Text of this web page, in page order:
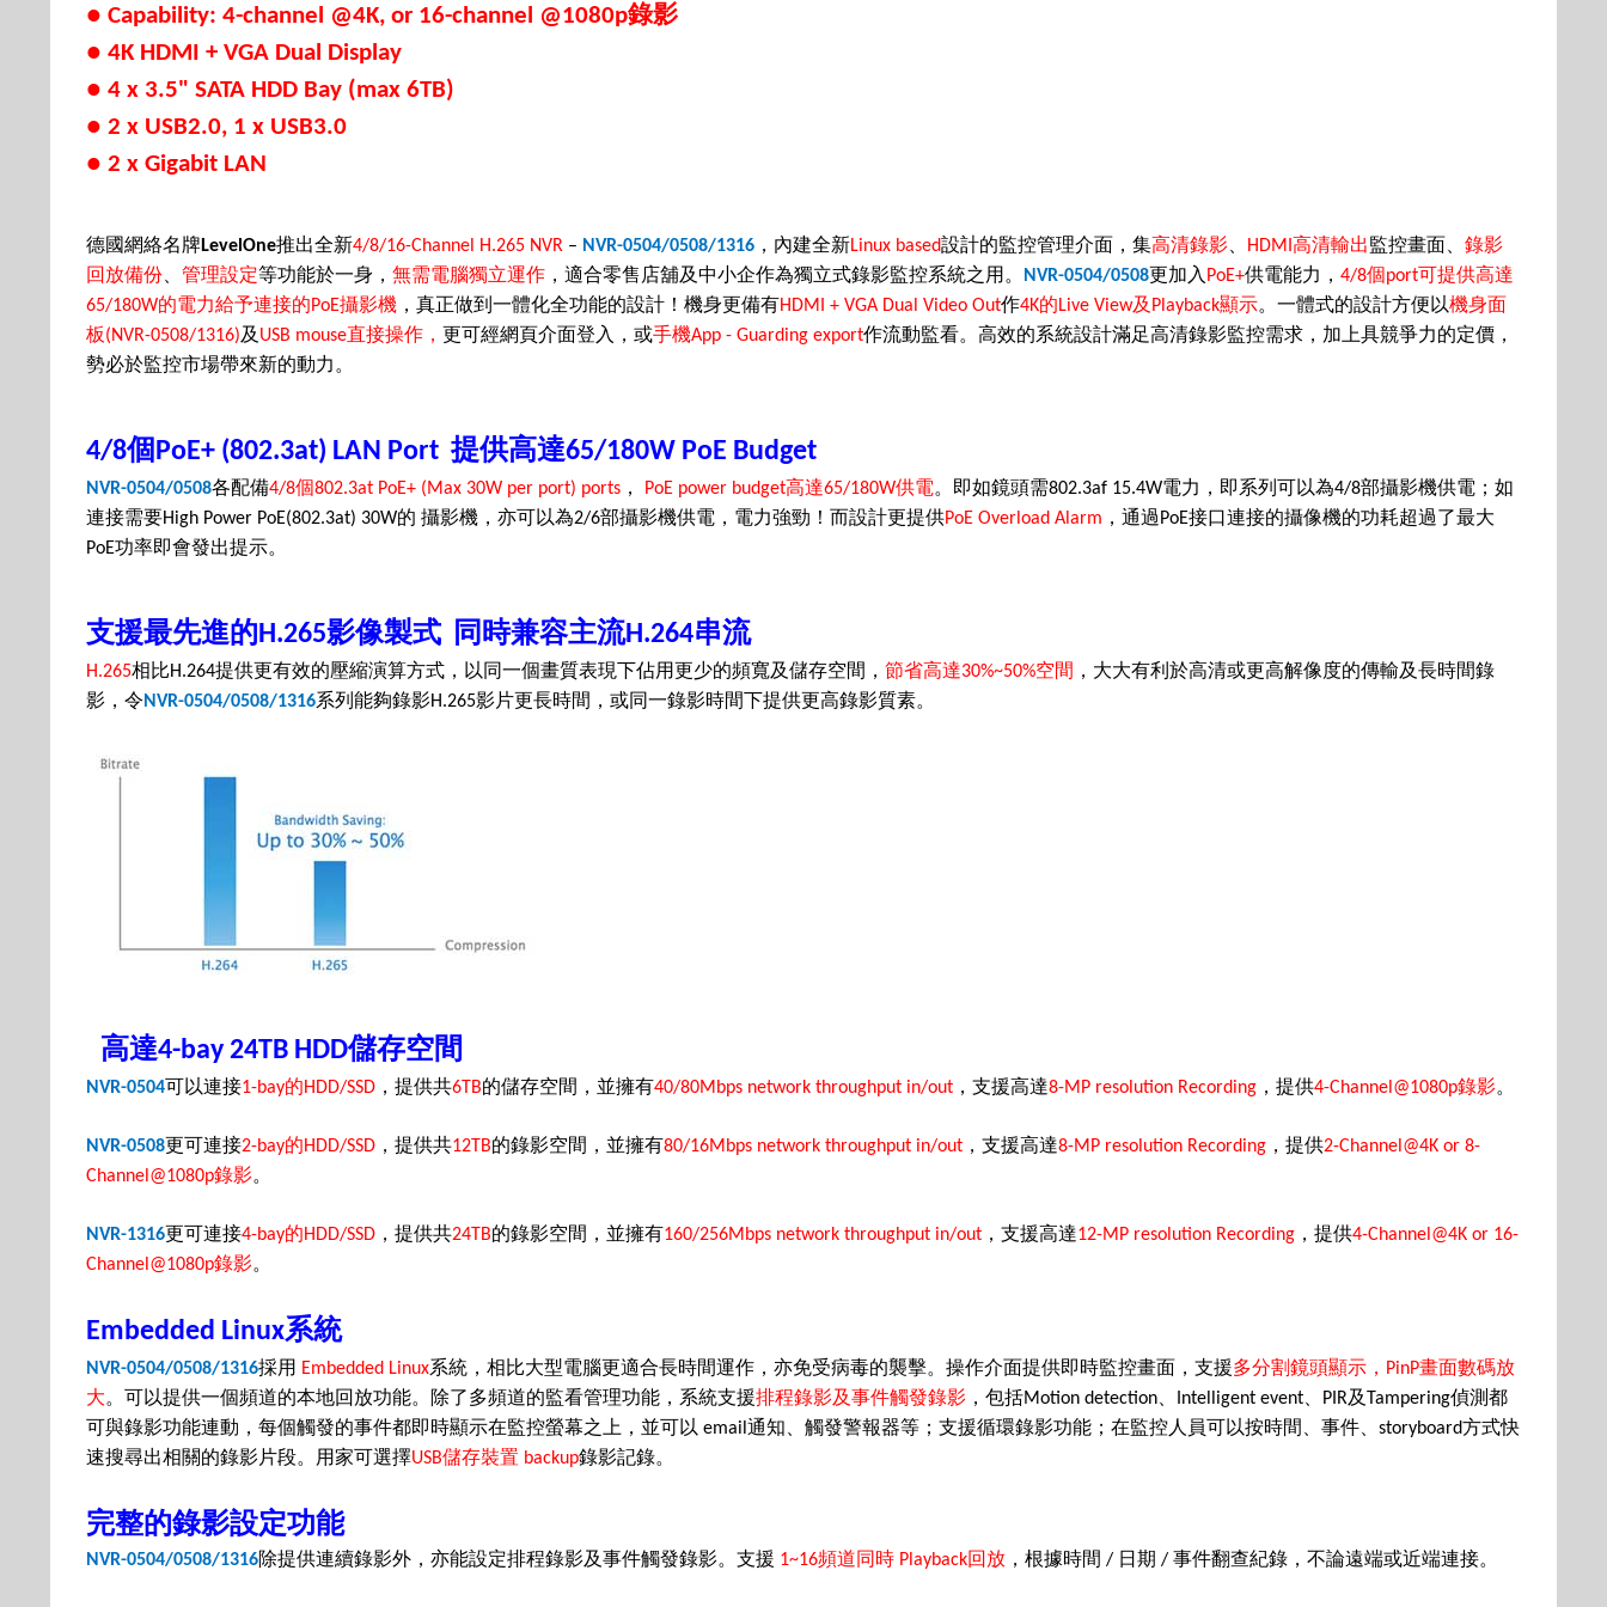
● Capability: 4-channel @4K, or 16-channel @1080p錄影
● 4K HDMI + VGA Dual Display
● 4 x 3.5" SATA HDD Bay (max 6TB)
● 2 x USB2.0, 1 x USB3.0
● 2 x Gigabit LAN
德國網絡名牌LevelOne推出全新4/8/16-Channel H.265 NVR – NVR-0504/0508/1316 ，內建全新Linux based設計的監控管理介面，集高清錄影 HDMI 高清輸出監控畫面、 錄影
回放備份
管理設定等功能於一身， 無需電腦獨立運作 ，適合零售店舖及中小企作為獨立式錄影監控系統之用 。 NVR-0504/0508更加入 PoE+供電能力， 4/8個port可提供高達
65/180W的電力給予連接的PoE攝影機 ，真正做到 一體化全功能的設計！ 機身更備有HDMI + VGA Dual Video Out作4K的Live View及 Playback顯示。一體式的設計方便以機身面
板(NVR-0508/1316)及 USB mouse直接操作， 更可經網頁介面登入，或手機App - Guarding export作流動監看。高效的系統設計滿足高清錄影監控需求， 加上具競爭力的定價，
勢必於監控市場帶來新的動力。
4/8個 PoE+ (802.3at) LAN Port 提供高達65/180W PoE Budget
NVR-0504/0508各配備4/8個802.3at PoE+ (Max 30W per port) ports ， PoE power budget高達65/180W供電。即如鏡頭需802.3af 15.4W電力，即系列可以為4/8部攝影機供電；如
連接需要High Power PoE(802.3at) 30W的 攝影機，亦可以為2/6部攝影機供電，電力強勁！而設計更提供PoE Overload Alarm ，通過 PoE接口連接的攝像機的功耗超過了最大
PoE功率即會發出提示。
支援最先進的H.265影像製式 同時兼容主流H.264串流
H.265相比H.264提供更有效的壓縮演算方式，以同一個畫質表現下佔用更少的頻寬及儲存空間， 節省高達30%~50%空間 ，大大有利於高清或更高解像度的傳輸及長時間錄
影，令NVR-0504/0508/1316系列能夠錄影H.265影片更長時間，或同一錄影時間下提供更高錄影質素。
高達4-bay 24TB HDD儲存空間
NVR-0504可以連接1-bay的HDD/SSD ，提供共6TB的儲存空間，並擁有40/80Mbps network throughput in/out ，支援高達8-MP resolution Recording ，提供4-Channel@1080p錄影。
NVR-0508更可連接2-bay的HDD/SSD ，提供共12TB的錄影空間，並擁有80/16Mbps network throughput in/out ，支援高達8-MP resolution Recording ，提供2-Channel@4K or 8-
Channel@1080p錄影。
NVR-1316更可連接4-bay的HDD/SSD ，提供共24TB的錄影空間，並擁有160/256Mbps network throughput in/out ，支援高達12-MP resolution Recording ，提供4-Channel@4K or 16-
Channel@1080p錄影。
Embedded Linux系統
NVR-0504/0508/1316採用 Embedded Linux系統，相比大型電腦更適合長時間運作，亦免受病毒的襲擊。操作介面提供即時監控畫面，支援多分割鏡頭顯示， PinP畫面數碼放
大。可以提供一個頻道的本地回放功能。除了多頻道的監看管理功能，系統支援排程錄影及事件觸發錄影 ，包括Motion detection Intelligent event PIR及 Tampering偵測都
可與錄影功能連動，每個觸發的事件都即時顯示在監控螢幕之上，並可以 email 通知、觸發警報器等；支援循環錄影功能；在監控人員可以按時間、事件、 storyboard方式快
速搜尋出相關的錄影片段。用家可選擇USB儲存裝置 backup錄影記錄。
完整的錄影設定功能
NVR-0504/0508/1316除提供連續錄影外，亦能設定排程錄影及事件觸發錄影。支援 1~16頻道同時 Playback回放 ，根據時間 / 日期 / 事件翻查紀錄，不論遠端或近端連接。